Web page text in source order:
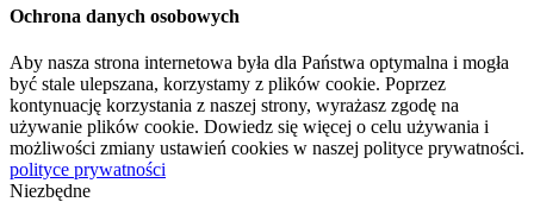
Ochrona danych osobowych
Aby nasza strona internetowa była dla Państwa optymalna i mogła
być stale ulepszana, korzystamy z plików cookie. Poprzez
kontynuację korzystania z naszej strony, wyrażasz zgodę na
używanie plików cookie. Dowiedz się więcej o celu używania i
możliwości zmiany ustawień cookies w naszej polityce prywatności.
polityce prywatności
Niezbędne